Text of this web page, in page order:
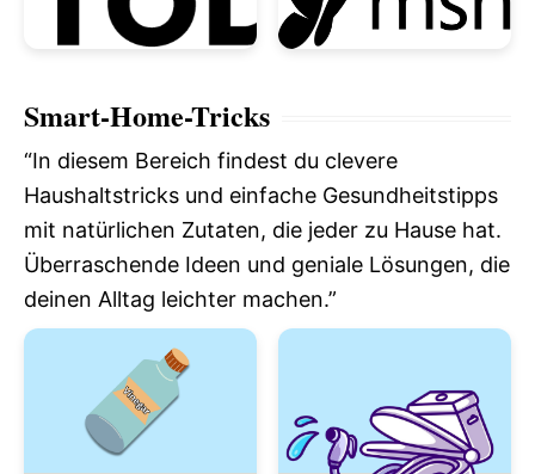
Smart-Home-Tricks
“In diesem Bereich findest du clevere
Haushaltstricks und einfache Gesundheitstipps
mit natürlichen Zutaten, die jeder zu Hause hat.
Überraschende Ideen und geniale Lösungen, die
deinen Alltag leichter machen.”